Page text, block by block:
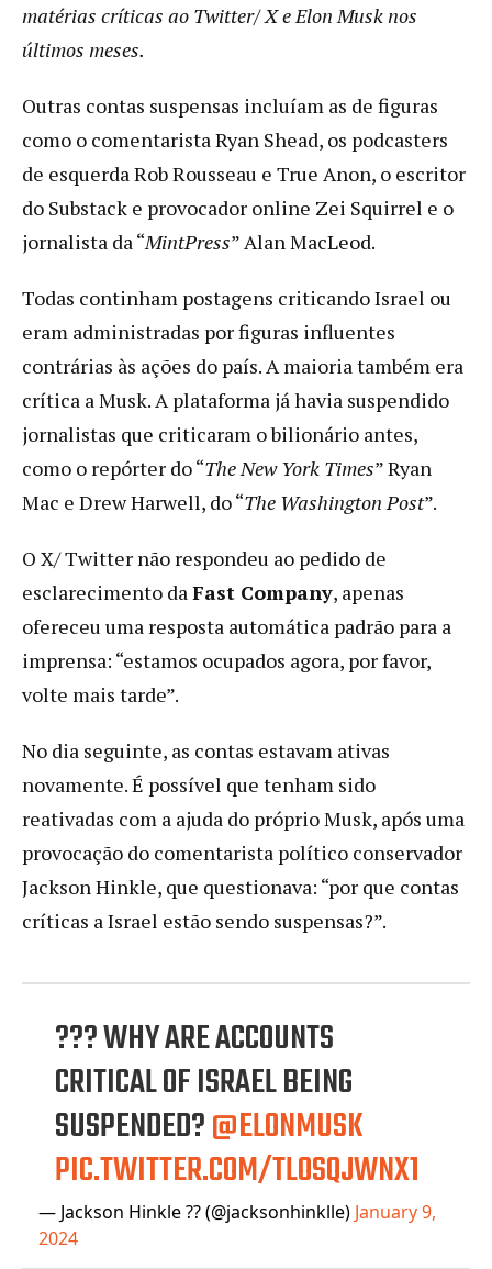
matérias críticas ao Twitter/ X e Elon Musk nos
últimos meses.
Outras contas suspensas incluíam as de figuras
como o comentarista Ryan Shead, os podcasters
de esquerda Rob Rousseau e True Anon, o escritor
do Substack e provocador online Zei Squirrel e o
jornalista da “MintPress” Alan MacLeod.
Todas continham postagens criticando Israel ou
eram administradas por figuras influentes
contrárias às ações do país. A maioria também era
crítica a Musk. A plataforma já havia suspendido
jornalistas que criticaram o bilionário antes,
como o repórter do “The New York Times” Ryan
Mac e Drew Harwell, do “The Washington Post”.
O X/ Twitter não respondeu ao pedido de
esclarecimento daFast Company, apenas
ofereceu uma resposta automática padrão para a
imprensa: “estamos ocupados agora, por favor,
volte mais tarde”.
No dia seguinte, as contas estavam ativas
novamente. É possível que tenham sido
reativadas com a ajuda do próprio Musk, após uma
provocação do comentarista político conservador
Jackson Hinkle, que questionava: “por que contas
críticas a Israel estão sendo suspensas?”.
??? WHY ARE ACCOUNTS
CRITICAL OF ISRAEL BEING
SUSPENDED?@ELONMUSK
PIC.TWITTER.COM/TLOSQJWNX1
— Jackson Hinkle ?? (@jacksonhinklle) January 9,
2024